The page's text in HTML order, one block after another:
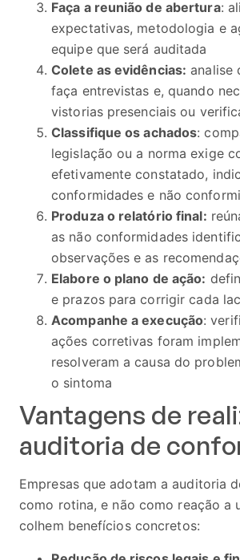
Faça a reunião de abertura:
expectativas, metodologia e
equipe que será auditada
Colete as evidências: analise
faça entrevistas e, quando
vistorias presenciais ou
Classifique os achados:
legislação ou a norma exige
efetivamente constatado,
conformidades e não
Produza o relatório final:
as não conformidades
observações e as
Elabore o plano de ação:
e prazos para corrigir cada
Acompanhe a execução:
ações corretivas foram
resolveram a causa do
o sintoma
Vantagens de
auditoria de
Empresas que adotam a auditoria
como rotina, e não como reação a
colhem benefícios concretos: